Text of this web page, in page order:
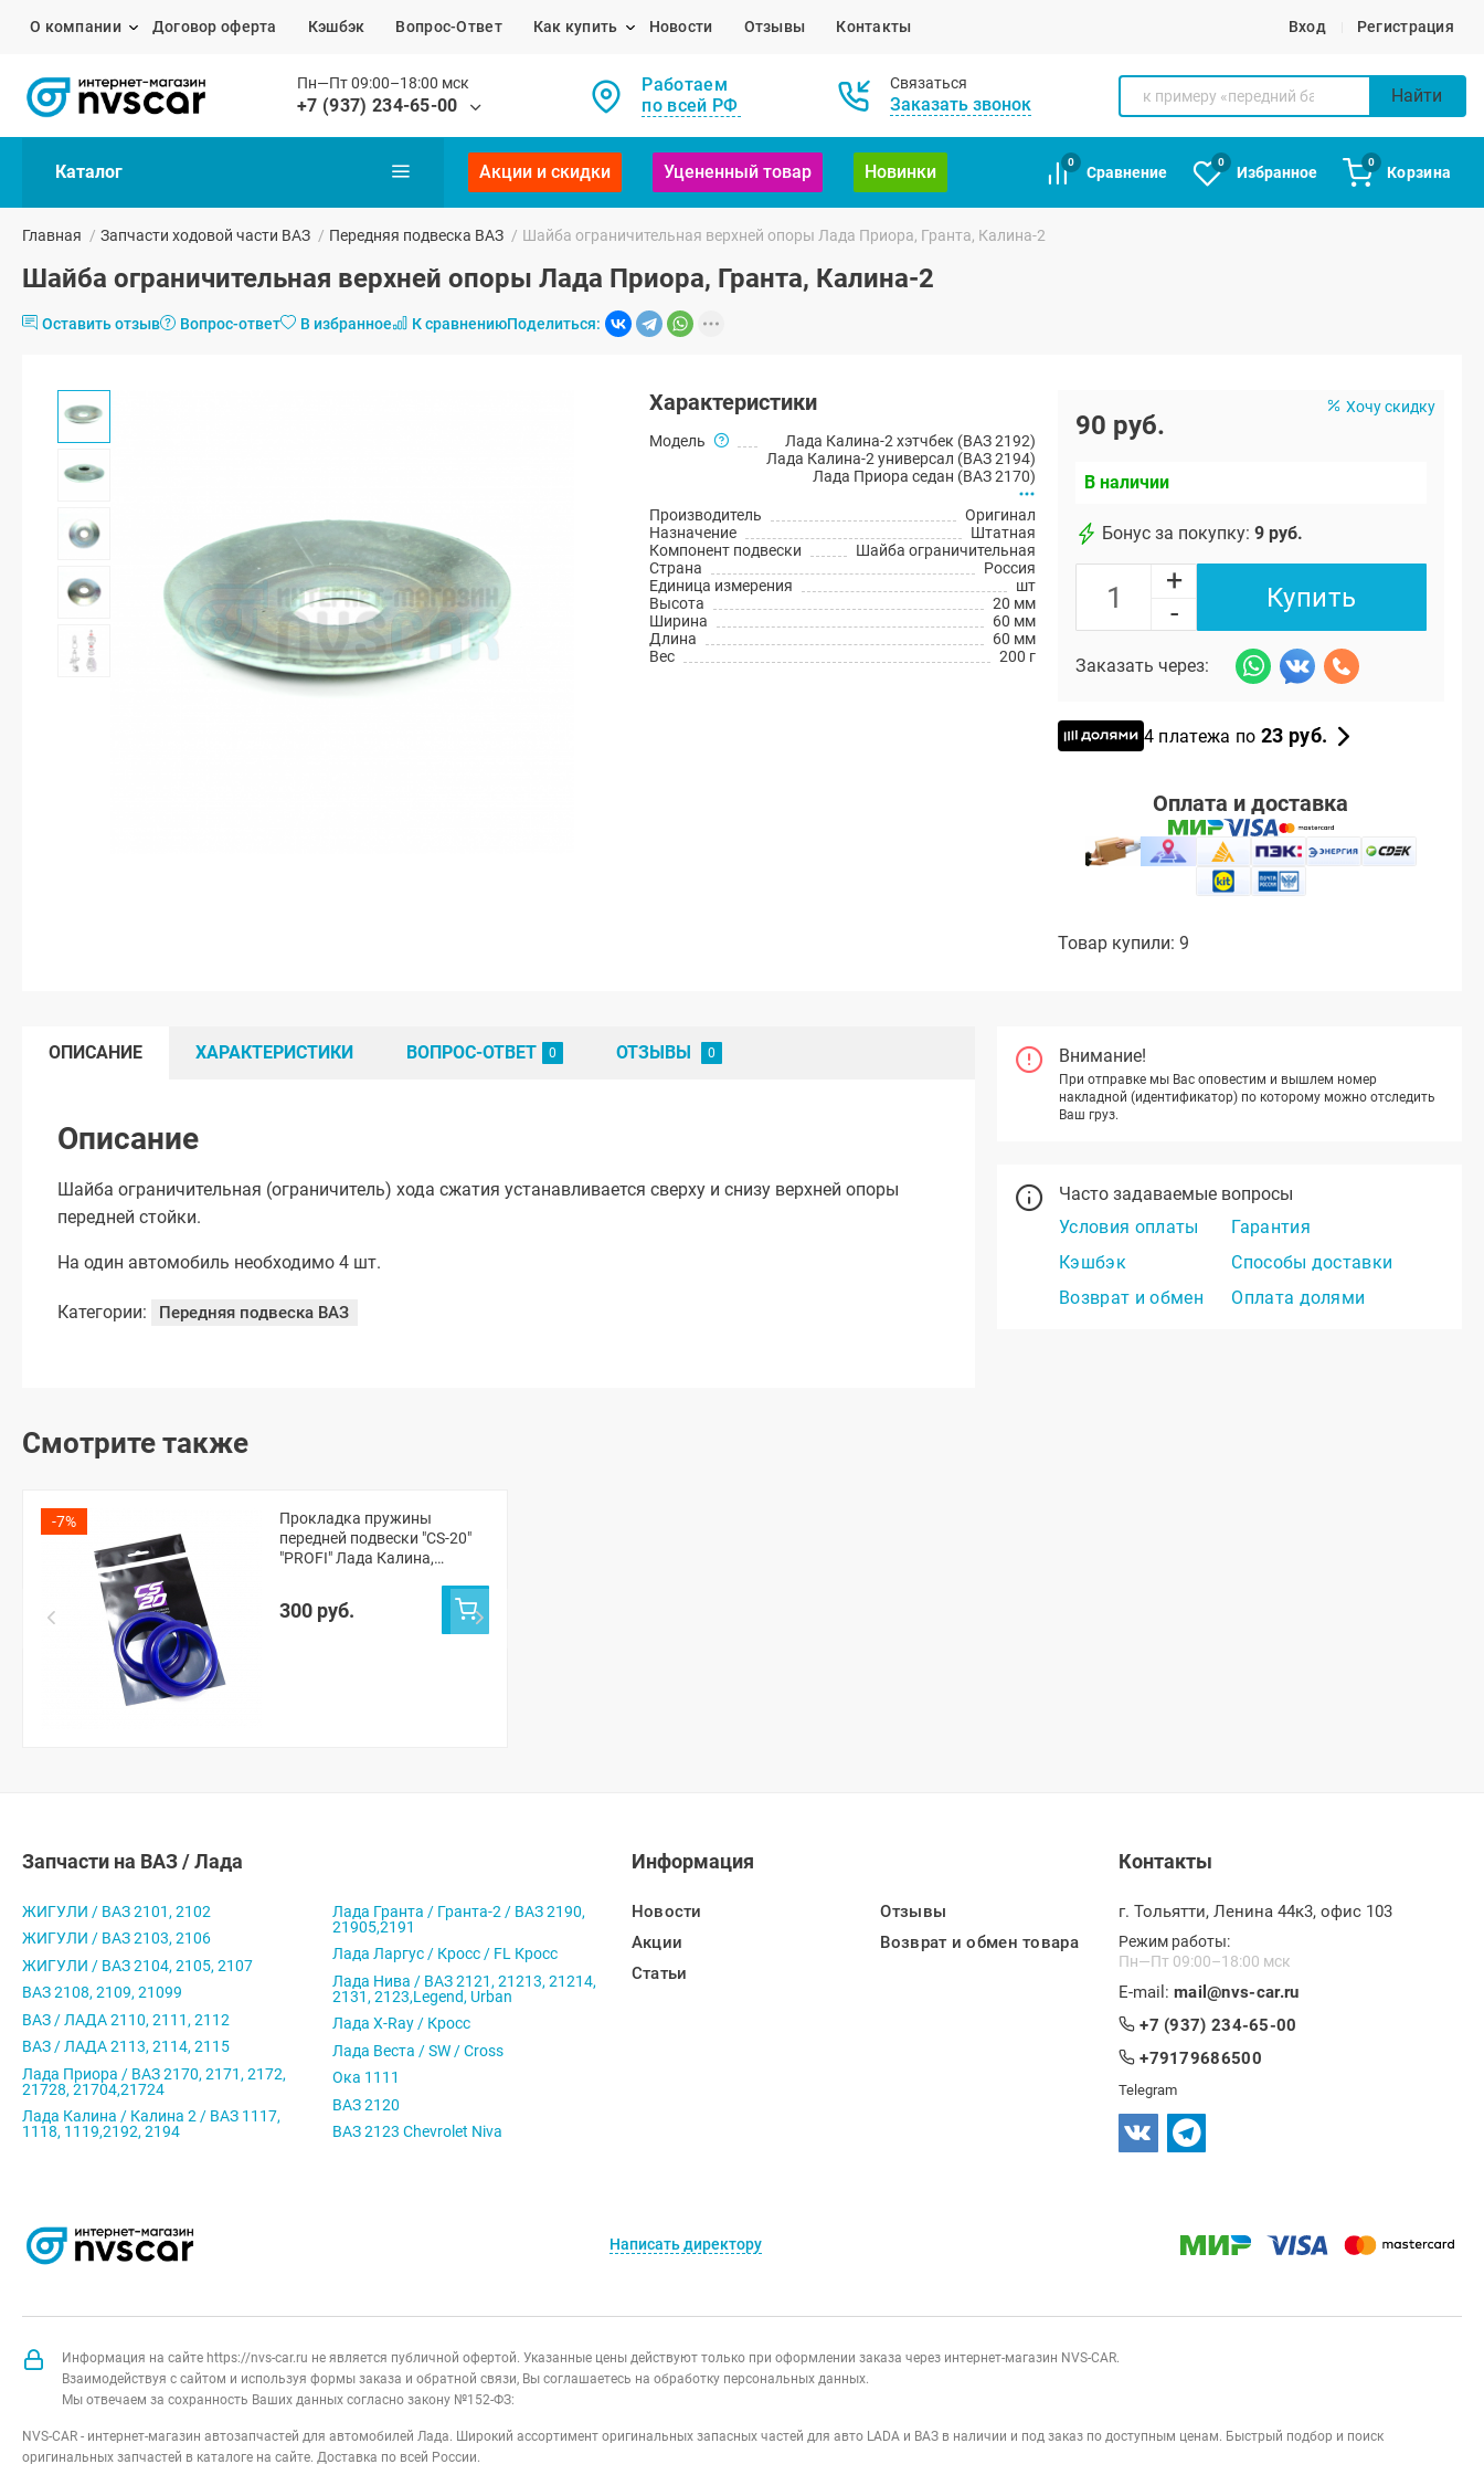
О компании Договор оферта Кэшбэк Вопрос-Ответ Как купить Новости Отзывы Контакты Вход Регистрация
Пн—Пт 09:00–18:00 мск
+7 (937) 234-65-00
Работаем
по всей РФ
Связаться
Заказать звонок Найти
Каталог Акции и скидки Уцененный товар Новинки
0
Сравнение
0
Избранное
0
Корзина
Главная / Запчасти ходовой части ВАЗ / Передняя подвеска ВАЗ / Шайба ограничительная верхней опоры Лада Приора, Гранта, Калина-2
Шайба ограничительная верхней опоры Лада Приора, Гранта, Калина-2
Оставить отзыв Вопрос-ответ В избранное К сравнениюПоделиться:
Характеристики
Модель
Лада Калина-2 хэтчбек (ВАЗ 2192)
Лада Калина-2 универсал (ВАЗ 2194)
Лада Приора седан (ВАЗ 2170)
Производитель
Оригинал
Назначение
Штатная
Компонент подвески
Шайба ограничительная
Страна
Россия
Единица измерения
шт
Высота
20 мм
Ширина
60 мм
Длина
60 мм
Вес
200 г
Хочу скидку
90 руб.
В наличии
Бонус за покупку: 9 руб.
+
-
Купить
Заказать через:
4 платежа по 23 руб.
Оплата и доставка
Товар купили: 9
Внимание!
При отправке мы Вас оповестим и вышлем номер
накладной (идентификатор) по которому можно отследить
Ваш груз.
Часто задаваемые вопросы
Условия оплаты
Гарантия
Кэшбэк
Способы доставки
Возврат и обмен
Оплата долями
ОПИСАНИЕ ХАРАКТЕРИСТИКИ ВОПРОС-ОТВЕТ ОТЗЫВЫ
Описание
Шайба ограничительная (ограничитель) хода сжатия устанавливается сверху и снизу верхней опоры
передней стойки.
На один автомобиль необходимо 4 шт.
Категории: Передняя подвеска ВАЗ
Смотрите также
-7%
Прокладка пружины
передней подвески "CS-20"
"PROFI" Лада Калина,
300 руб.
Запчасти на ВАЗ / Лада
ЖИГУЛИ / ВАЗ 2101, 2102
ЖИГУЛИ / ВАЗ 2103, 2106
ЖИГУЛИ / ВАЗ 2104, 2105, 2107
ВАЗ 2108, 2109, 21099
ВАЗ / ЛАДА 2110, 2111, 2112
ВАЗ / ЛАДА 2113, 2114, 2115
Лада Приора / ВАЗ 2170, 2171, 2172,
21728, 21704,21724
Лада Калина / Калина 2 / ВАЗ 1117,
1118, 1119,2192, 2194
Лада Гранта / Гранта-2 / ВАЗ 2190,
21905,2191
Лада Ларгус / Кросс / FL Кросс
Лада Нива / ВАЗ 2121, 21213, 21214,
2131, 2123,Legend, Urban
Лада X-Ray / Кросс
Лада Веста / SW / Cross
Ока 1111
ВАЗ 2120
ВАЗ 2123 Chevrolet Niva
Информация
Новости
Акции
Статьи
Отзывы
Возврат и обмен товара
Контакты
г. Тольятти, Ленина 44к3, офис 103
Режим работы:
Пн—Пт 09:00–18:00 мск
E-mail: mail@nvs-car.ru
+7 (937) 234-65-00
+79179686500
Telegram
Написать директору
Информация на сайте https://nvs-car.ru не является публичной офертой. Указанные цены действуют только при оформлении заказа через интернет-магазин NVS-CAR.
Взаимодействуя с сайтом и используя формы заказа и обратной связи, Вы соглашаетесь на обработку персональных данных.
Мы отвечаем за сохранность Ваших данных согласно закону №152-ФЗ:
NVS-CAR - интернет-магазин автозапчастей для автомобилей Лада. Широкий ассортимент оригинальных запасных частей для авто LADA и ВАЗ в наличии и под заказ по доступным ценам. Быстрый подбор и поиск
оригинальных запчастей в каталоге на сайте. Доставка по всей России.